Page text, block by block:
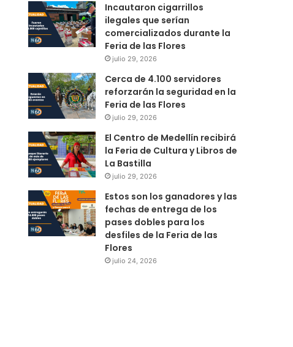
Incautaron cigarrillos
ilegales que serían
comercializados durante la
Feria de las Flores
julio 29, 2026
Cerca de 4.100 servidores
reforzarán la seguridad en la
Feria de las Flores
julio 29, 2026
El Centro de Medellín recibirá
la Feria de Cultura y Libros de
La Bastilla
julio 29, 2026
Estos son los ganadores y las
fechas de entrega de los
pases dobles para los
desfiles de la Feria de las
Flores
julio 24, 2026